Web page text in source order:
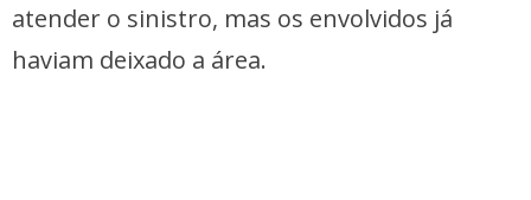
atender o sinistro, mas os envolvidos já
haviam deixado a área.